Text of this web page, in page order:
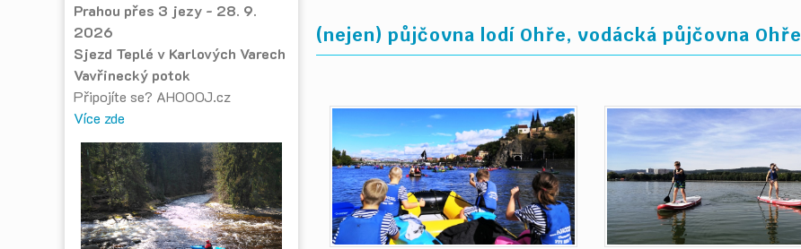
Prahou přes 3 jezy - 28. 9.
2026
Sjezd Teplé v Karlových Varech
Vavřinecký potok
Připojíte se? AHOOOJ.cz
Více zde
(nejen) půjčovna lodí Ohře, vodácká půjčovna Ohře